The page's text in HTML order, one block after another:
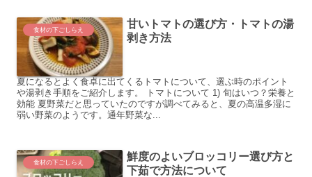
食材の下ごしらえ
甘いトマトの選び方・トマトの湯
剥き方法
夏になるとよく食卓に出てくるトマトについて、選ぶ時のポイント
や湯剥き手順をご紹介します。 トマトについて 1) 旬はいつ？栄養と
効能 夏野菜だと思っていたのですが調べてみると、夏の高温多湿に
弱い野菜のようです。通年野菜な...
食材の下ごしらえ
鮮度のよいブロッコリー選び方と
下茹で方法について